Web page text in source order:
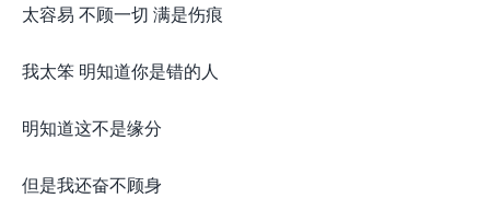
太容易 不顾一切 满是伤痕
我太笨 明知道你是错的人
明知道这不是缘分
但是我还奋不顾身